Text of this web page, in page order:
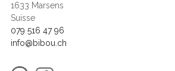
1633 Marsens
Suisse
079 516 47 96
info@bibou.ch